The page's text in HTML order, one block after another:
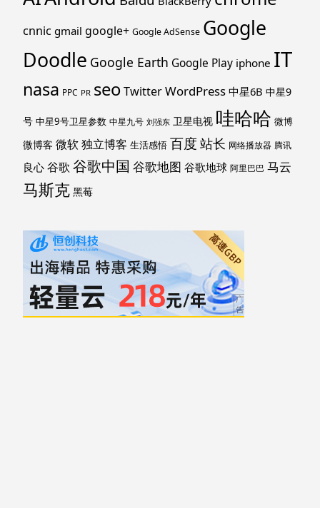
cnnic gmail google+ Google AdSense Google
Doodle Google Earth Google Play iphone IT
nasa PPC PR seoTwitterWordPress 中星6B 中星9
号 中星9号卫星参数 中星九号 刘强东 卫星电视 哇哈哈 微博
微博客 微软独立博客 生活感悟 百度 站长 网络播放器 腾讯
良心 谷歌 谷歌中国 谷歌地图 谷歌地球 阿里巴巴 马云
马斯克 黑莓